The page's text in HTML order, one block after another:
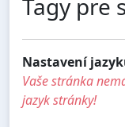
Tagy pre
Nastavení
Vaše stránka
jazyk stránky!